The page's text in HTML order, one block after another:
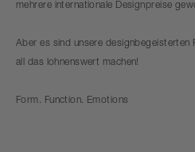
mehrere internationale Designpreise
Aber es sind unsere designbegeisterten
all das lohnenswert machen!
Form. Function. Emotions